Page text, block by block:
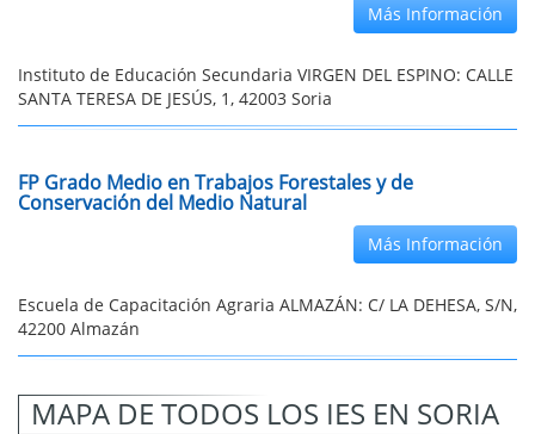
Más Información
Instituto de Educación Secundaria VIRGEN DEL ESPINO: CALLE
SANTA TERESA DE JESÚS, 1, 42003 Soria
FP Grado Medio en Trabajos Forestales y de
Conservación del Medio Natural
Más Información
Escuela de Capacitación Agraria ALMAZÁN: C/ LA DEHESA, S/N,
42200 Almazán
MAPA DE TODOS LOS IES EN SORIA